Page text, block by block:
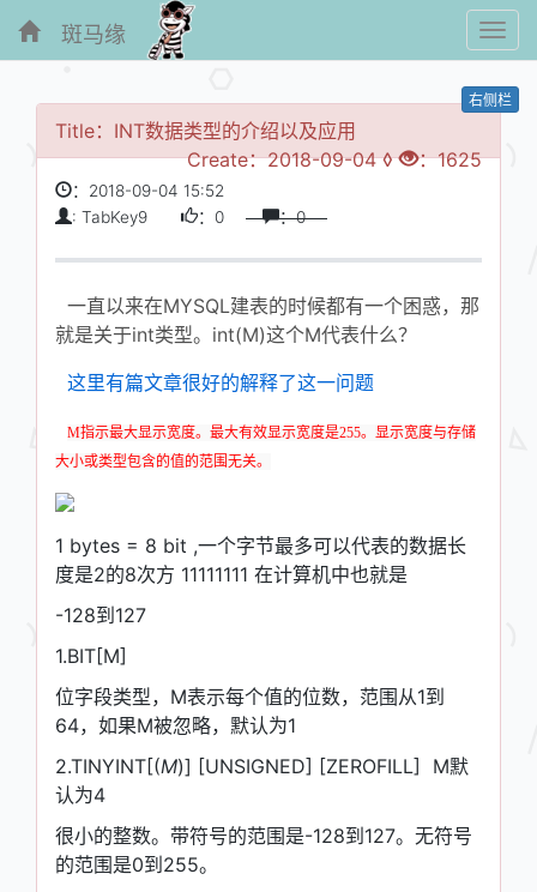
斑马缘
右侧栏
Title：INT数据类型的介绍以及应用
Create：2018-09-04 ◊
：1625
：2018-09-04 15:52
: TabKey9
：0 ：0
一直以来在MYSQL建表的时候都有一个困惑，那
就是关于int类型。int(M)这个M代表什么？
这里有篇文章很好的解释了这一问题
M指示最大显示宽度。最大有效显示宽度是255。显示宽度与存储
大小或类型包含的值的范围无关。
1 bytes = 8 bit ,一个字节最多可以代表的数据长
度是2的8次方 11111111 在计算机中也就是
-128到127
1.BIT[M]
位字段类型，M表示每个值的位数，范围从1到
64，如果M被忽略，默认为1
2.TINYINT[(M)] [UNSIGNED] [ZEROFILL] M默
认为4
很小的整数。带符号的范围是-128到127。无符号
的范围是0到255。